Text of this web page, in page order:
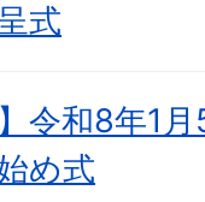
式
令和8年1
め式